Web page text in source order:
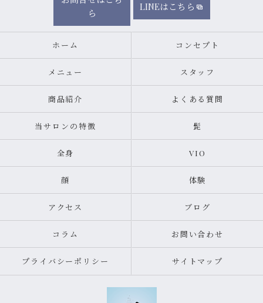
ら
LINEはこちら
ホーム コンセプト
メニュー スタッフ
商品紹介 よくある質問
当サロンの特徴 髭
全身 VIO
顔 体験
アクセス ブログ
コラム お問い合わせ
プライバシーポリシー サイトマップ